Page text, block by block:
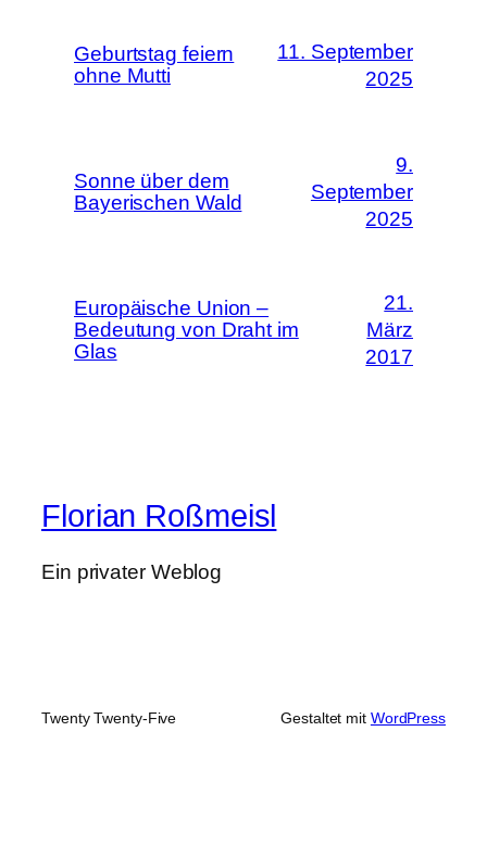
Geburtstag feiern
ohne Mutti
11. September
2025
Sonne über dem
Bayerischen Wald
9.
September
2025
Europäische Union –
Bedeutung von Draht im
Glas
21.
März
2017
Florian Roßmeisl
Ein privater Weblog
Twenty Twenty-Five Gestaltet mit WordPress